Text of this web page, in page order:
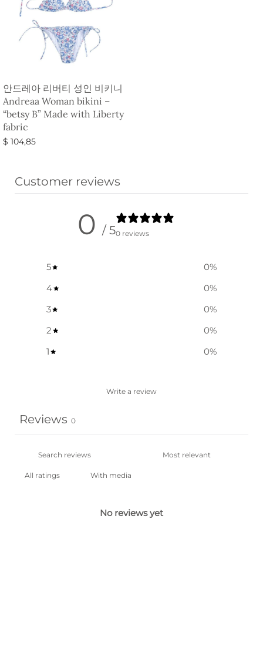
안드레아 리버티 성인 비키니
Andreaa Woman bikini –
“betsy B” Made with Liberty
fabric
$ 104,85
Customer reviews
0 / 50 reviews
5 0%
4
0%
3
0%
2
0%
1
0%
Write a review
Reviews 0
With media
No reviews yet